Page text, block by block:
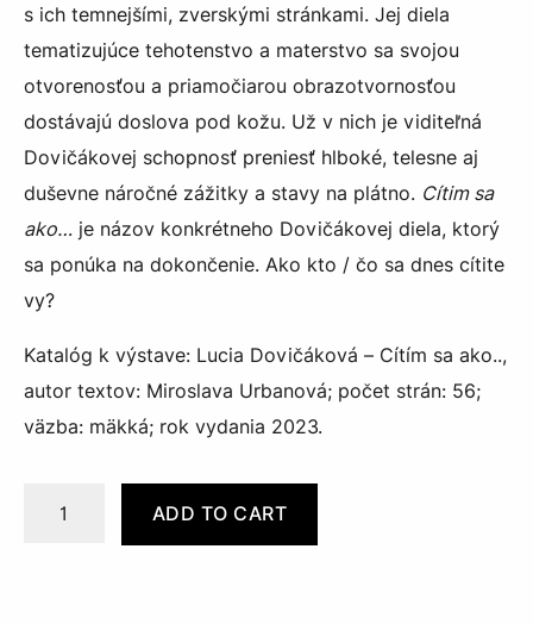
s ich temnejšími, zverskými stránkami. Jej diela
tematizujúce tehotenstvo a materstvo sa svojou
otvorenosťou a priamočiarou obrazotvornosťou
dostávajú doslova pod kožu. Už v nich je viditeľná
Dovičákovej schopnosť preniesť hlboké, telesne aj
duševne náročné zážitky a stavy na plátno. Cítim sa
ako… je názov konkrétneho Dovičákovej diela, ktorý
sa ponúka na dokončenie. Ako kto / čo sa dnes cítite
vy?
Katalóg k výstave: Lucia Dovičáková – Cítím sa ako..,
autor textov: Miroslava Urbanová; počet strán: 56;
väzba: mäkká; rok vydania 2023.
ADD TO CART